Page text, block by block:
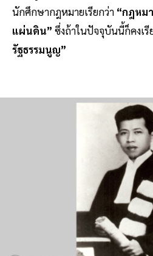
นักศึกษากฎหมายเรียกว่า “กฎหม
แผ่นดิน” ซึ่งถ้าในปัจจุบันนี้ก็คงเ
รัฐธรรมนูญ”